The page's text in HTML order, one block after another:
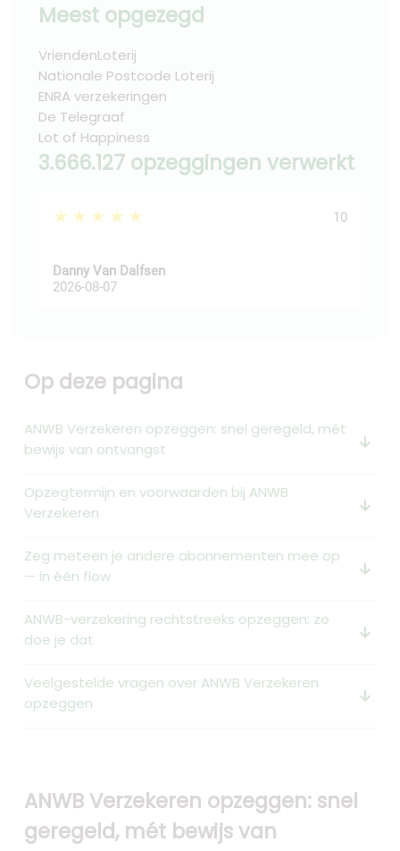
Meest opgezegd
VriendenLoterij
Nationale Postcode Loterij
ENRA verzekeringen
De Telegraaf
Lot of Happiness
3.666.127 opzeggingen verwerkt
★★★★★ 10
Danny Van Dalfsen
2026-08-07
Op deze pagina
ANWB Verzekeren opzeggen: snel geregeld, mét
bewijs van ontvangst
arrow_downward_alt
Opzegtermijn en voorwaarden bij ANWB
Verzekeren
arrow_downward_alt
Zeg meteen je andere abonnementen mee op
— in één flow
arrow_downward_alt
ANWB-verzekering rechtstreeks opzeggen: zo
doe je dat
arrow_downward_alt
Veelgestelde vragen over ANWB Verzekeren
opzeggen
arrow_downward_alt
ANWB Verzekeren opzeggen: snel
geregeld, mét bewijs van